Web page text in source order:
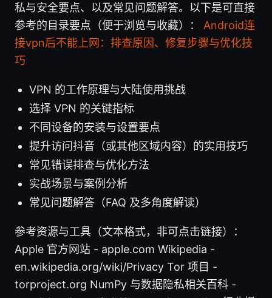
私与安全要点、以及常见问题解答。以下是可直接
参考的目录要点（便于浏览与收藏）： Android连
接vpn后不能上网：排查原因、修复步骤与优化技
巧
VPN 的工作原理与大陆使用挑战
选择 VPN 的关键指标
不同设备的安装与设置要点
提升访问抖音（或其他区域内容）的实用技巧
常见错误排查与优化方法
实战场景与案例分析
常见问题解答（FAQ 及多角度解读）
参考资源与工具（文本格式，非可点击链接）：
Apple 官方网站 - apple.com Wikipedia -
en.wikipedia.org/wiki/Privacy Tor 项目 -
torproject.org NumPy 与数据隐私相关百科 -